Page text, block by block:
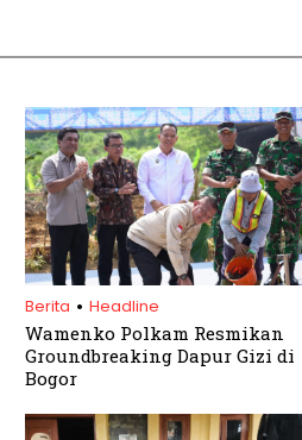
Berita . Headline
Wamenko Polkam Resmikan
Groundbreaking Dapur Gizi di
Bogor